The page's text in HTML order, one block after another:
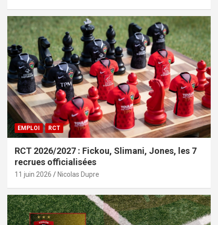
EMPLOI RCT
RCT 2026/2027 : Fickou, Slimani, Jones, les 7
recrues officialisées
11 juin 2026 Nicolas Dupre